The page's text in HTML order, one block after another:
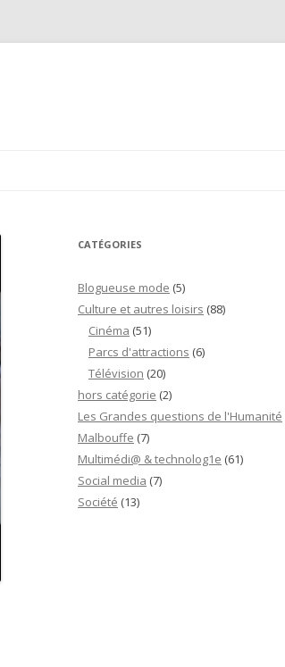
CATÉGORIES
Blogueuse mode (5)
Culture et autres loisirs (88)
Cinéma (51)
Parcs d'attractions (6)
Télévision (20)
hors catégorie (2)
Les Grandes questions de l'Humanité
Malbouffe (7)
Multimédi@ & technolog1e (61)
Social media (7)
Société (13)